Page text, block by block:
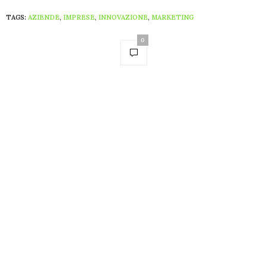
TAGS: AZIENDE, IMPRESE, INNOVAZIONE, MARKETING
0